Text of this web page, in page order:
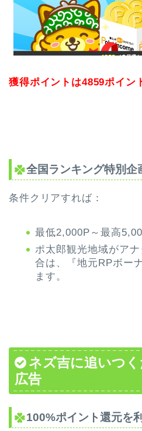
獲得ポイントは4859ポイン
全国ランキング特別企
条件クリアすれば：
最低2,000P～最高
ポ太郎観光地域がア
合は、『地元RPボー
ます。
ネズ吉に追いつ
広告
100%ポイント還元を